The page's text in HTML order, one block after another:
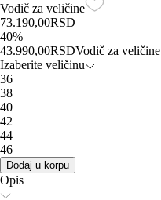
Vodič za veličine
73.190,00RSD
40%
43.990,00RSDVodič za veličine
Izaberite veličinu
36
38
40
42
44
46
Dodaj u korpu
Opis